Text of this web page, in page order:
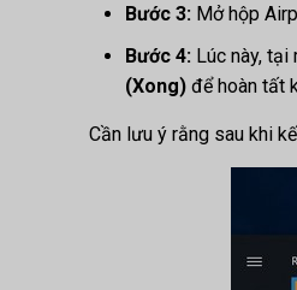
Bước 3: Mở hộp
Bước 4: Lúc này,
(Xong)để hoàn tất
Cần lưu ý rằng sau khi